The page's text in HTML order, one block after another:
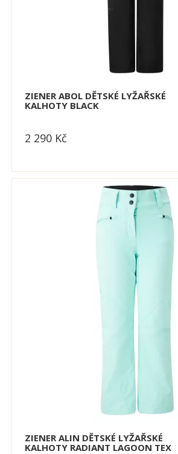
ZIENER ABOL DĚTSKÉ LYŽAŘSKÉ
KALHOTY BLACK
2 290 Kč
ZIENER ALIN DĚTSKÉ LYŽAŘSKÉ
KALHOTY RADIANT LAGOON TEX